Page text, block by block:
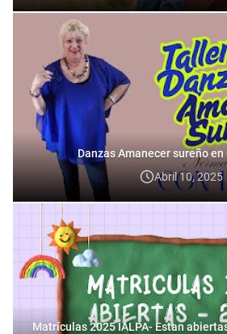
Danzas Amanecer sureño en
Abril 10, 2025
Matrículas 2025 IALPA- Estan